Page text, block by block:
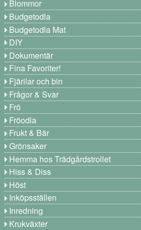
Blommor
Budgetodla
Budgetodla Mat
DIY
Dokumentär
Fina Favoriter!
Fjärilar och bin
Frågor & Svar
Frö
Fröodla
Frukt & Bär
Grönsaker
Hemma hos Trädgårdstrollet
Hiss & Diss
Höst
Inköpsställen
Inredning
Krukväxter